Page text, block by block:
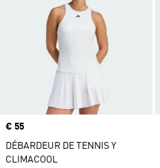
Prix
€ 55
DÉBARDEUR DE TENNIS Y
CLIMACOOL